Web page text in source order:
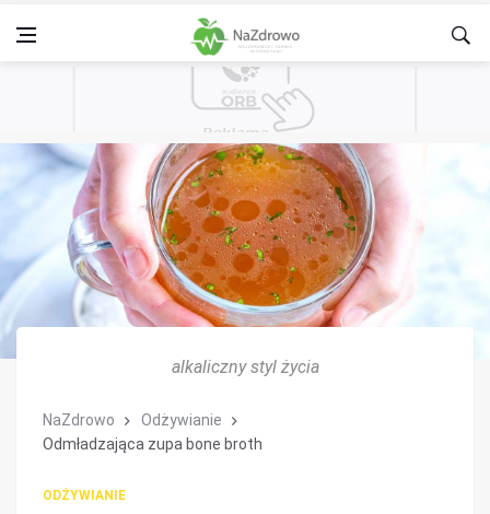
alkaliczny styl życia
NaZdrowo
Odżywianie
Odmładzająca zupa bone broth
ODŻYWIANIE